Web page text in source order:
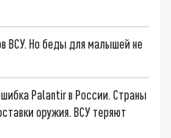
ВСУ. Но беды для малышей не
Palantir в России. Страны
оружия. ВСУ теряют